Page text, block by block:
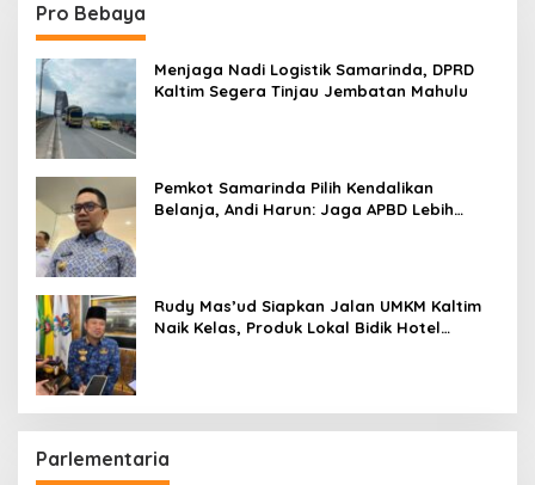
Pro Bebaya
Menjaga Nadi Logistik Samarinda, DPRD
Kaltim Segera Tinjau Jembatan Mahulu
Pemkot Samarinda Pilih Kendalikan
Belanja, Andi Harun: Jaga APBD Lebih
Rudy Mas’ud Siapkan Jalan UMKM Kaltim
Naik Kelas, Produk Lokal Bidik Hotel
Parlementaria